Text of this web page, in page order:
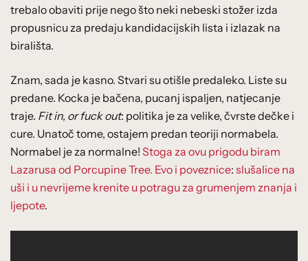
trebalo obaviti prije nego što neki nebeski stožer izda
propusnicu za predaju kandidacijskih lista i izlazak na
birališta.
Znam, sada je kasno. Stvari su otišle predaleko. Liste su
predane. Kocka je bačena, pucanj ispaljen, natjecanje
traje. Fit in, or fuck out: politika je za velike, čvrste dečke i
cure. Unatoč tome, ostajem predan teoriji normabela.
Normabel je za normalne! Stoga za ovu prigodu biram
Lazarusa od Porcupine Tree. Evo i poveznice: slušalice na
uši i u nevrijeme krenite u potragu za grumenjem znanja i
ljepote.